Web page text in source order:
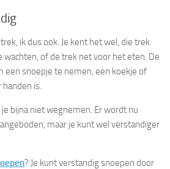
ik dus ook. Je kent het wel, die trek
wachten, of de trek net voor het eten. De
een snoepje te nemen, een koekje of
is.
bijna niet wegnemen. Er wordt nu
maar je kunt wel verstandiger
? Je kunt verstandig snoepen door